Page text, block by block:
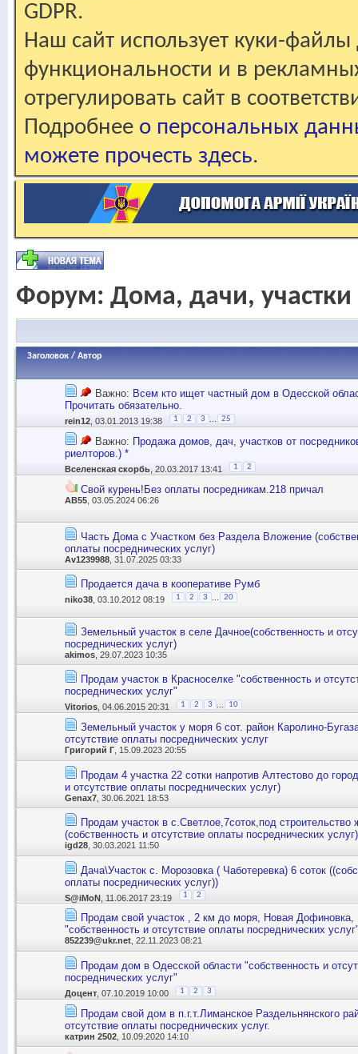
GDPR.
Наш сайт использует куки-файлы
функциональности и в
отрегулировать сайт в
Подробнее о персональных
можете прочесть здесь.
Форум: Дома, дачи, участки
Заголовок / Автор
Важно: Всем кто ищет частный дом в Одесской
Прочитать обязательно.
rein12 , 03.01.2013 19:38 1 2 3 25
Важно: Продажа домов, дач, участков от
риелторов.) *
Вселенская скорбь , 20.03.2017 13:41 1 2
Свой курень!Без оплаты посредникам.218 причал
АВ55 , 03.05.2024 06:26
Часть Дома с Участком без Раздела Вложение
оплаты посреднических услуг)
Av1239988 , 31.07.2025 03:33
Продается дача в кооперативе Румб
niko38 , 03.10.2012 08:19 1 2 3 20
Земельный участок в селе Дачное(собственность и
посреднических услуг)
akimos , 29.07.2023 10:35
Продам участок в Красноселке "собственность и
посреднических услуг"
Vitorios , 04.06.2015 20:31 1 2 3 10
Земельный участок у моря 6 сот. район Каролино-
отсутствие оплаты посреднических услуг
Григорий Г , 15.09.2023 20:55
Продам 4 участка 22 сотки напротив Алтестово до
и отсутствие оплаты посреднических услуг)
Genax7 , 30.06.2021 18:53
Продам участок в с.Светлое,7соток,под строительство
(собственность и отсутствие оплаты посреднических услуг)
igd28 , 30.03.2021 11:50
Дача\Участок с. Морозовка ( Чаботеревка) 6 соток
оплаты посреднических услуг))
S@iMoN , 11.06.2017 23:19 1 2
Продам свой участок , 2 км до моря, Новая
"собственность и отсутствие оплаты посреднических
852239@ukr.net , 22.11.2023 08:21
Продам дом в Одесской области "собственность и
посреднических услуг"
Доцент , 07.10.2019 10:00 1 2 3
Продам свой дом в п.г.т.Лиманское Раздельнянского
отсутствие оплаты посреднических услуг.
катрин 2502 , 10.09.2020 14:10